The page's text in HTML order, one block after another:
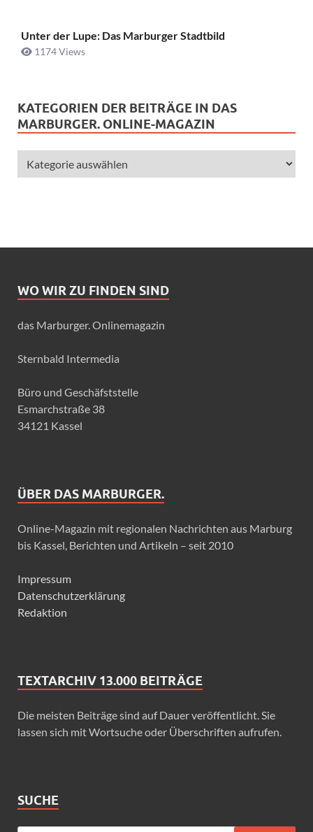
Unter der Lupe: Das Marburger Stadtbild
1174 Views
KATEGORIEN DER BEITRÄGE IN DAS
MARBURGER. ONLINE-MAGAZIN
WO WIR ZU FINDEN SIND
das Marburger. Onlinemagazin
Sternbald Intermedia
Büro und Geschäfststelle
Esmarchstraße 38
34121 Kassel
ÜBER DAS MARBURGER.
Online-Magazin mit regionalen Nachrichten aus Marburg
bis Kassel, Berichten und Artikeln – seit 2010
Impressum
Datenschutzerklärung
Redaktion
TEXTARCHIV 13.000 BEITRÄGE
Die meisten Beiträge sind auf Dauer veröffentlicht. Sie
lassen sich mit Wortsuche oder Überschriften aufrufen.
SUCHE